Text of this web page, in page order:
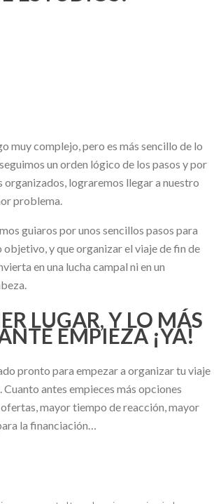
muy complejo, pero es más sencillo de lo
un orden lógico de los pasos y por
organizados, lograremos llegar a nuestro
problema.
guiaros por unos sencillos pasos para
objetivo, y que organizar el viaje de fin de
en una lucha campal ni en un
LUGAR, Y LO MÁS
EMPIEZA ¡YA!
pronto para empezar a organizar tu viaje
Cuanto antes empieces más opciones
mayor tiempo de reacción, mayor
la financiación…